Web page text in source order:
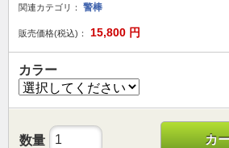
関連カテゴリ： 警棒
販売価格(税込)： 15,800 円
カラー
数量 カ